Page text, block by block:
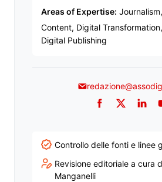
Areas of Expertise:
Content, Digital
Digital Publishing
Facebook
Twitter
Controllo delle fonti e linee
Revisione editoriale a cura
Manganelli